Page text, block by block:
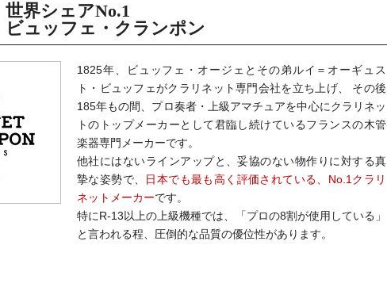
世界シェアNo.1
ビュッフェ・クランポン
1825年、ビュッフェ・オージェとその弟ルイ＝オーギュス
ト・ビュッフェがクラリネット専門会社を立ち上げ、 その後
185年もの間、プロ奏者・上級アマチュアを中心にクラリネッ
トのトップメーカーとして君臨し続けているフランスの木管
楽器専門メーカーです。
他社にはないラインアップと、妥協のない物作りに対する真
摯な姿勢で、 日本でも最も高く評価されている、No.1クラリ
ネットメーカーです。
特にR-13以上の上級機種では、「プロの8割が使用している」
と言われる程、圧倒的な品質の優位性があります。